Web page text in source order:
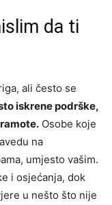
da ti
ali često se
iskrene podrške,
Osobe koje
na
umjesto vašim.
i osjećanja, dok
u nešto što nije